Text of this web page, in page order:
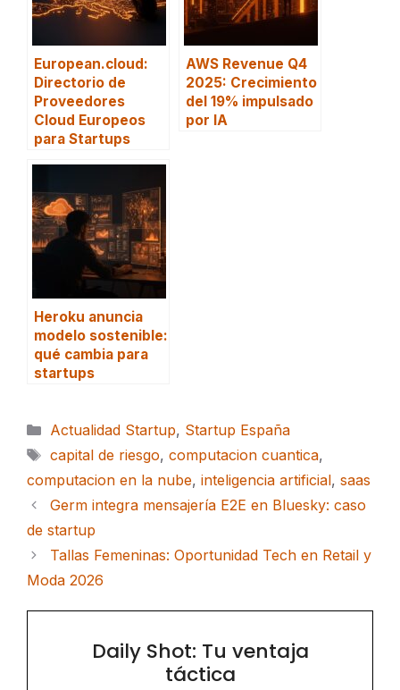
European.cloud:
Directorio de
Proveedores
Cloud Europeos
para Startups
AWS Revenue Q4
2025: Crecimiento
del 19% impulsado
por IA
Heroku anuncia
modelo sostenible:
qué cambia para
startups
Categorías
Actualidad Startup, Startup España
Etiquetas
capital de riesgo, computacion cuantica,
computacion en la nube, inteligencia artificial, saas
Germ integra mensajería E2E en Bluesky: caso
de startup
Tallas Femeninas: Oportunidad Tech en Retail y
Moda 2026
Daily Shot: Tu ventaja
táctica